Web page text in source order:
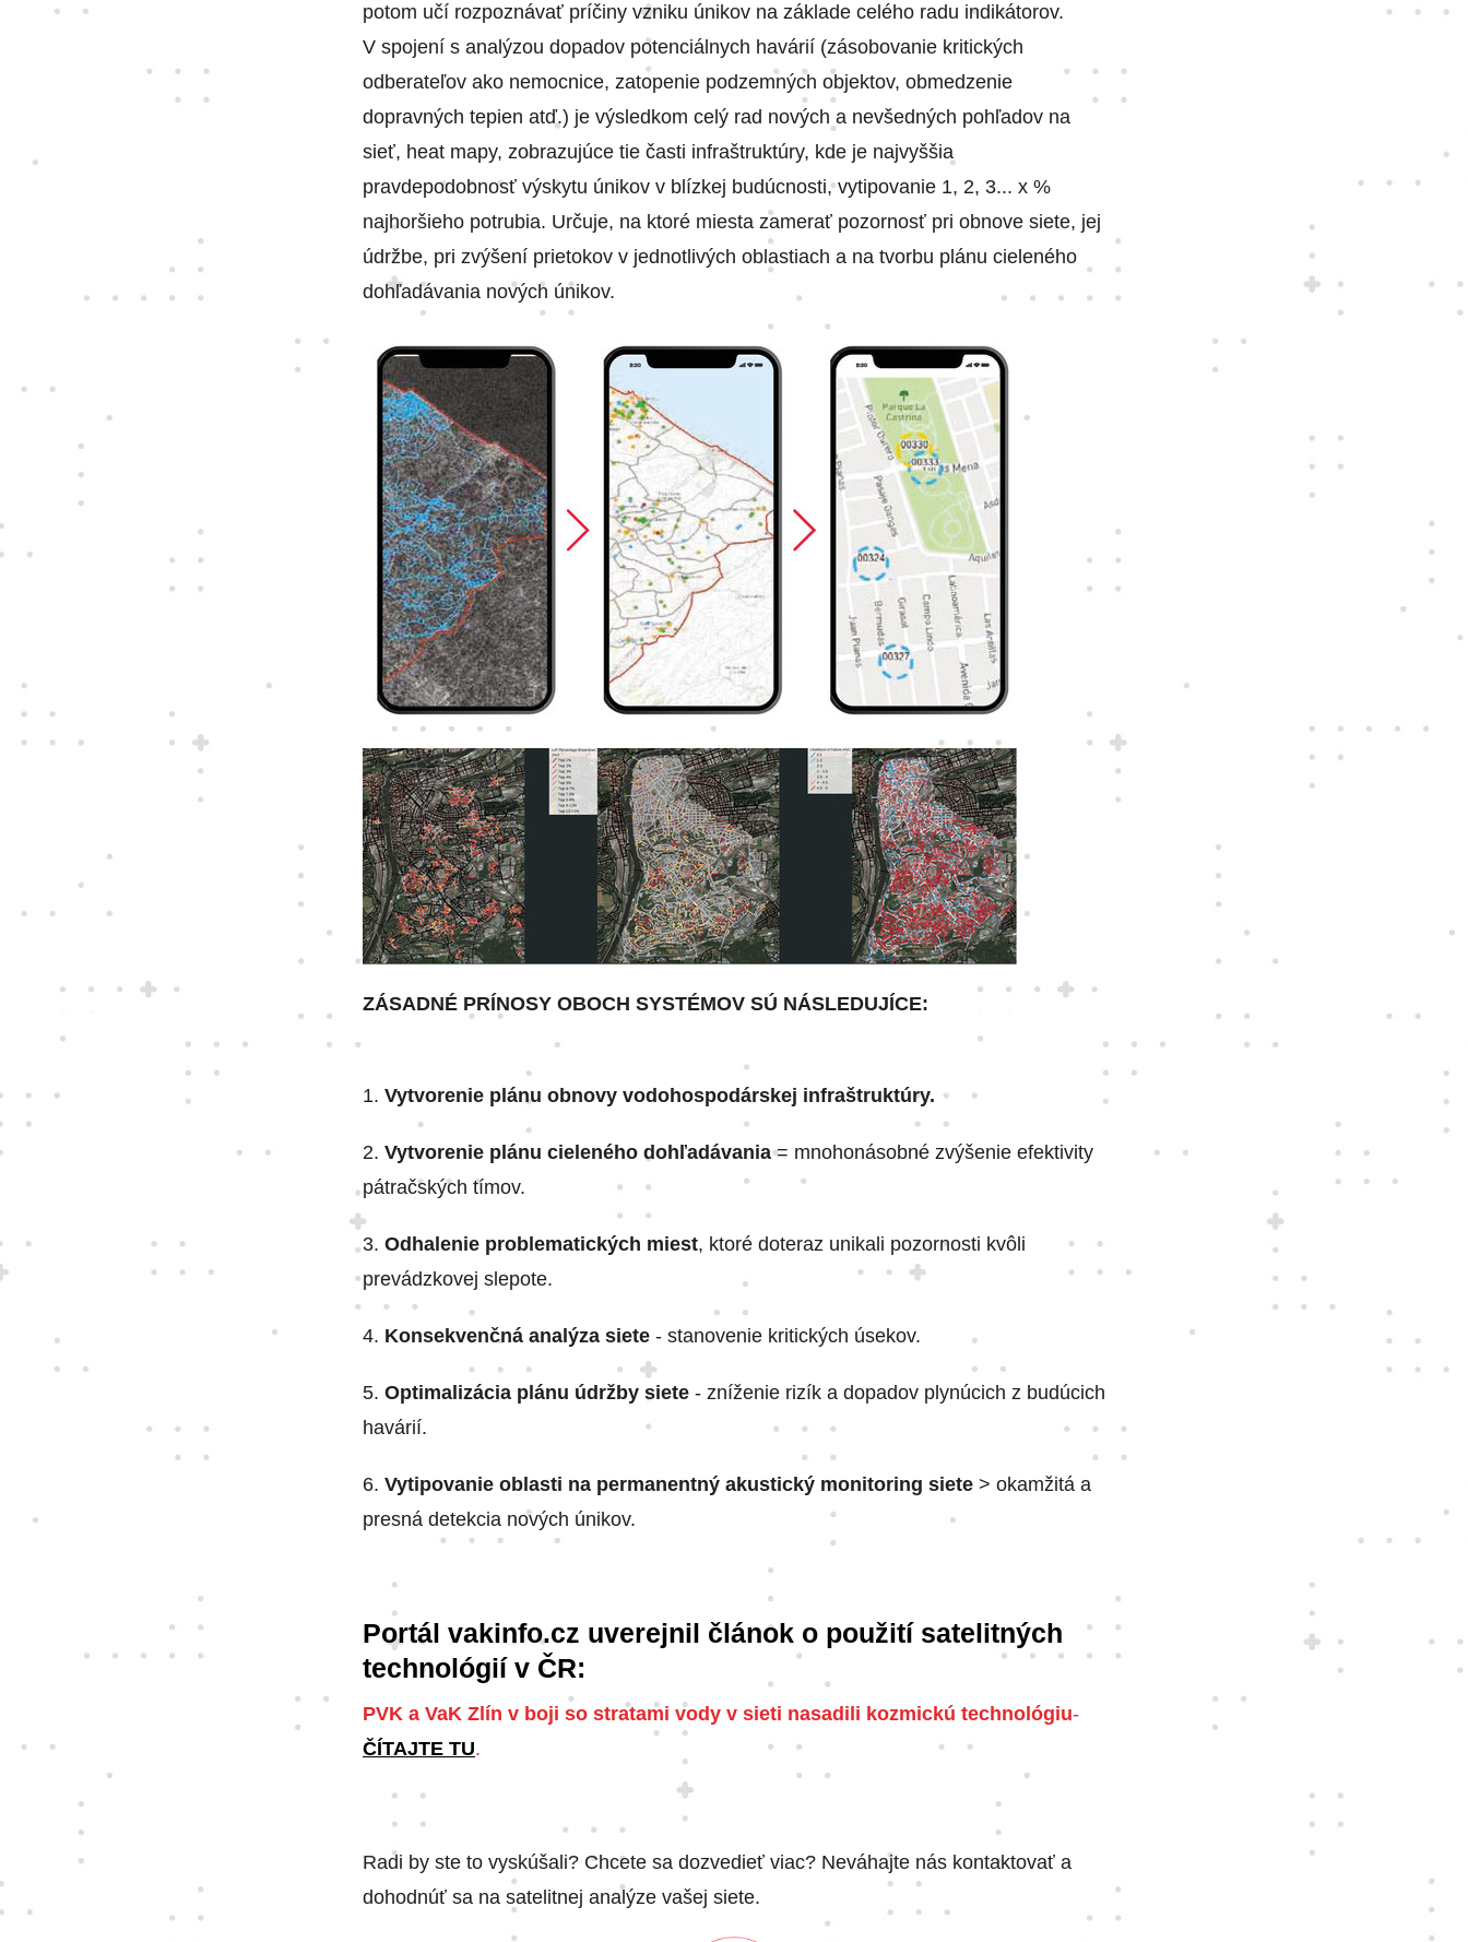
potom učí rozpoznávať príčiny vzniku únikov na základe celého radu indikátorov.
V spojení s analýzou dopadov potenciálnych havárií (zásobovanie kritických
odberateľov ako nemocnice, zatopenie podzemných objektov, obmedzenie
dopravných tepien atď.) je výsledkom celý rad nových a nevšedných pohľadov na
sieť, heat mapy, zobrazujúce tie časti infraštruktúry, kde je najvyššia
pravdepodobnosť výskytu únikov v blízkej budúcnosti, vytipovanie 1, 2, 3... x %
najhoršieho potrubia. Určuje, na ktoré miesta zamerať pozornosť pri obnove siete, jej
údržbe, pri zvýšení prietokov v jednotlivých oblastiach a na tvorbu plánu cieleného
dohľadávania nových únikov.
ZÁSADNÉ PRÍNOSY OBOCH SYSTÉMOV SÚ NÁSLEDUJÍCE:
1. Vytvorenie plánu obnovy vodohospodárskej infraštruktúry.
2. Vytvorenie plánu cieleného dohľadávania= mnohonásobné zvýšenie efektivity
pátračských tímov.
3. Odhalenie problematických miest, ktoré doteraz unikali pozornosti kvôli
prevádzkovej slepote.
4. Konsekvenčná analýza siete - stanovenie kritických úsekov.
5. Optimalizácia plánu údržby siete - zníženie rizík a dopadov plynúcich z budúcich
havárií.
6. Vytipovanie oblasti na permanentný akustický monitoring siete > okamžitá a
presná detekcia nových únikov.
Portál vakinfo.cz uverejnil článok o použití satelitných
technológií v ČR:
PVK a VaK Zlín v boji so stratami vody v sieti nasadili kozmickú technológiu-
ČÍTAJTE TU.
Radi by ste to vyskúšali? Chcete sa dozvedieť viac? Neváhajte nás kontaktovať a
dohodnúť sa na satelitnej analýze vašej siete.